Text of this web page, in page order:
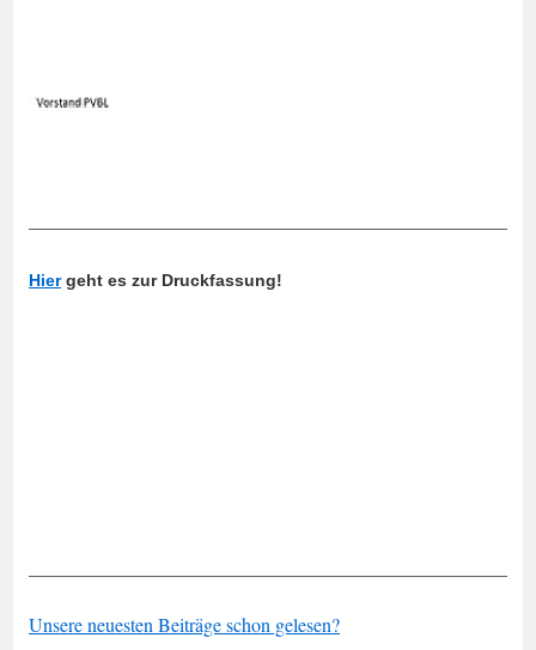
Hiergeht es zur Druckfassung!
Unsere neuesten Beiträge schon gelesen?